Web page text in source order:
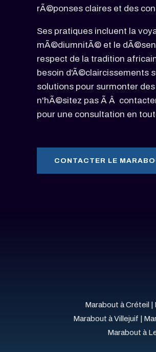
rÃ©ponses claires et des
Ses pratiques incluent la
mÃ©diumnitÃ© et le
respect de la tradition
besoin d'Ã©claircissements
solutions pour surmonter
n'hÃ©sitez pas Ã Â
pour une consultation en
CONTACTER LE
Marabout à Créteil
Marabout à Villejuif
Marabout à